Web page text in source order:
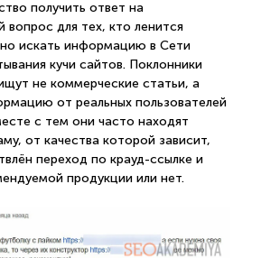
получить ответ на
для тех, кто ленится
искать информацию в Сети
кучи сайтов. Поклонники
не коммерческие статьи, а
от реальных пользователей
с тем они часто находят
от качества которой зависит,
переход по крауд-ссылке и
продукции или нет.